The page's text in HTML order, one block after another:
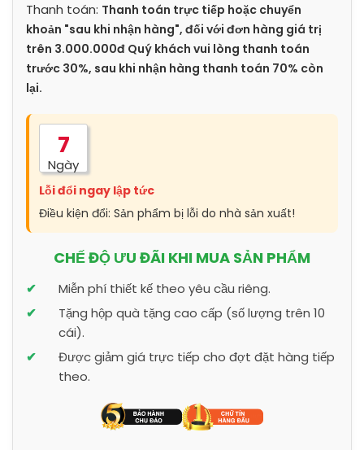
Thanh toán: Thanh toán trực tiếp hoặc chuyển
khoản "sau khi nhận hàng", đối với đơn hàng giá trị
trên 3.000.000đ Quý khách vui lòng thanh toán
trước 30%, sau khi nhận hàng thanh toán 70% còn
lại.
7
Ngày
Lỗi đổi ngay lập tức
Điều kiện đổi: Sản phẩm bị lỗi do nhà sản xuất!
CHẾ ĐỘ ƯU ĐÃI KHI MUA SẢN PHẨM
Miễn phí thiết kế theo yêu cầu riêng.
Tặng hộp quà tặng cao cấp (số lượng trên 10
cái).
Được giảm giá trực tiếp cho đợt đặt hàng tiếp
theo.